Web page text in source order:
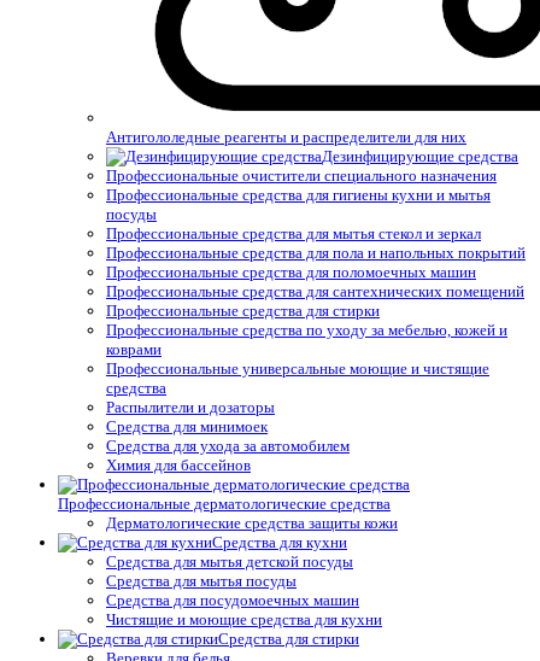
Антигололедные реагенты и распределители для них
Дезинфицирующие средства
Профессиональные очистители специального назначения
Профессиональные средства для гигиены кухни и мытья
посуды
Профессиональные средства для мытья стекол и зеркал
Профессиональные средства для пола и напольных покрытий
Профессиональные средства для поломоечных машин
Профессиональные средства для сантехнических помещений
Профессиональные средства для стирки
Профессиональные средства по уходу за мебелью, кожей и
коврами
Профессиональные универсальные моющие и чистящие
средства
Распылители и дозаторы
Средства для минимоек
Средства для ухода за автомобилем
Химия для бассейнов
Профессиональные дерматологические средства
Дерматологические средства защиты кожи
Средства для кухни
Средства для мытья детской посуды
Средства для мытья посуды
Средства для посудомоечных машин
Чистящие и моющие средства для кухни
Средства для стирки